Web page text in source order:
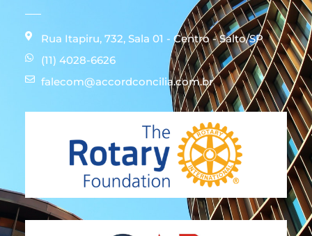
Rua Itapiru, 732, Sala 01 - Centro - Salto/SP
(11) 4028-6626
falecom@accordconcilia.com.br